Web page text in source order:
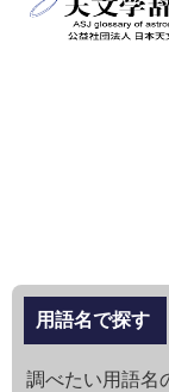
用語名で探す
調べたい用語名